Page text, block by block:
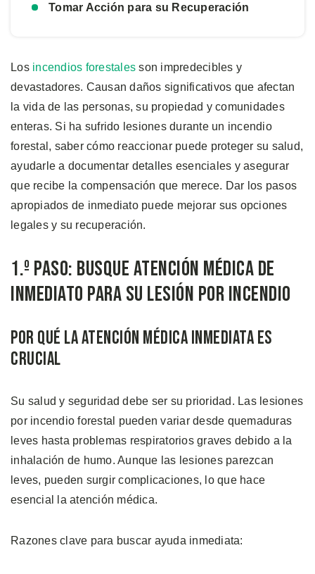
Tomar Acción para su Recuperación
Los incendios forestales son impredecibles y
devastadores. Causan daños significativos que afectan
la vida de las personas, su propiedad y comunidades
enteras. Si ha sufrido lesiones durante un incendio
forestal, saber cómo reaccionar puede proteger su salud,
ayudarle a documentar detalles esenciales y asegurar
que recibe la compensación que merece. Dar los pasos
apropiados de inmediato puede mejorar sus opciones
legales y su recuperación.
1.º Paso: Busque Atención Médica de
Inmediato para su lesión por Incendio
Por Qué la Atención Médica Inmediata es
Crucial
Su salud y seguridad debe ser su prioridad. Las lesiones
por incendio forestal pueden variar desde quemaduras
leves hasta problemas respiratorios graves debido a la
inhalación de humo. Aunque las lesiones parezcan
leves, pueden surgir complicaciones, lo que hace
esencial la atención médica.
Razones clave para buscar ayuda inmediata: